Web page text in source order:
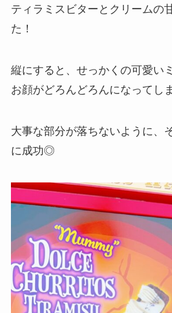
ティラミスビターとクリームの
た！
縦にすると、せっかくの可愛い
お顔がどろんどろんになってし
大事な部分が落ちないように、
に成功◎